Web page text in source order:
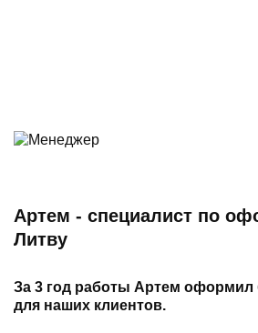
Артем - специалист по
Литву
За 3 год работы Артем оформил
для наших клиентов.